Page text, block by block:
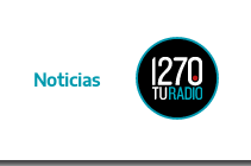
Noticias
Radio
Provincia